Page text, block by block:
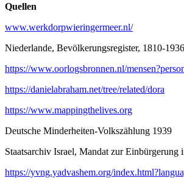
Quellen
www.werkdorpwieringermeer.nl/
Niederlande, Bevölkerungsregister, 1810-
https://www.oorlogsbronnen.nl/
https://danielabraham.net/tree/related/dora
https://www.mappingthelives.org
Deutsche Minderheiten-Volkszählung 1939
Staatsarchiv Israel, Mandat zur Einbürgerung
https://yvng.yadvashem.org/